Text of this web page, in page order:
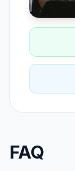
FAQ